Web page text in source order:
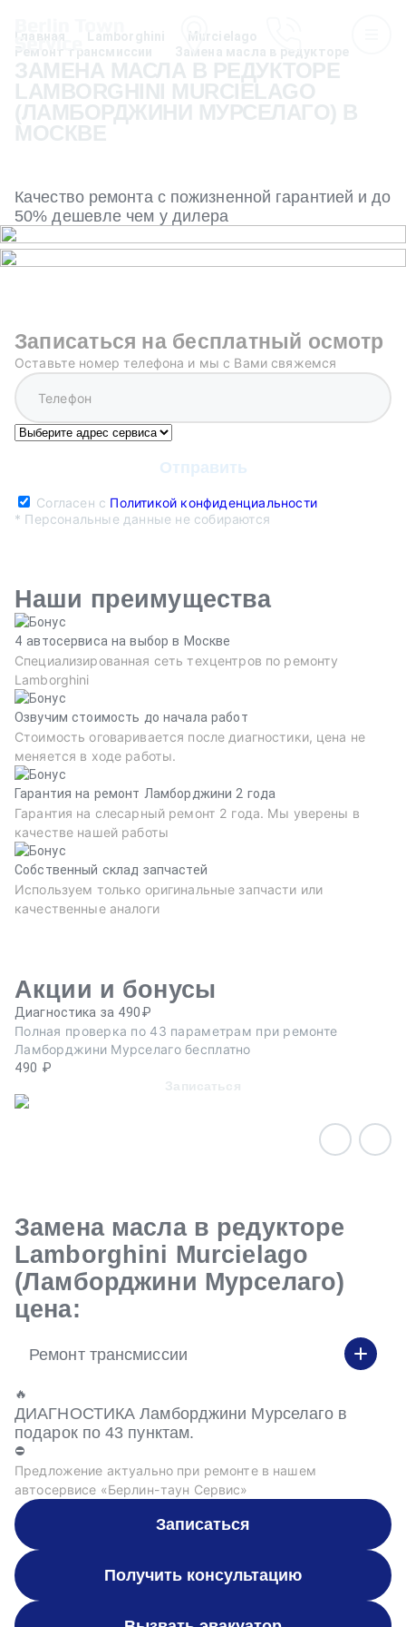
Главная Lamborghini
Murcielago
Ремонт трансмиссии
Замена масла в редукторе
ЗАМЕНА МАСЛА В РЕДУКТОРЕ
LAMBORGHINI MURCIELAGO
(ЛАМБОРДЖИНИ МУРСЕЛАГО) В
МОСКВЕ
Качество ремонта с пожизненной гарантией и до
50% дешевле чем у дилера
Записаться на бесплатный осмотр
Оставьте номер телефона и мы с Вами свяжемся
Согласен с Политикой конфиденциальности
* Персональные данные не собираются
Наши преимущества
4 автосервиса на выбор в Москве
Специализированная сеть техцентров по ремонту
Lamborghini
Озвучим стоимость до начала работ
Стоимость оговаривается после диагностики, цена не
меняется в ходе работы.
Гарантия на ремонт Ламборджини 2 года
Гарантия на слесарный ремонт 2 года. Мы уверены в
качестве нашей работы
Собственный склад запчастей
Используем только оригинальные запчасти или
качественные аналоги
Акции и бонусы
Диагностика за 490₽
Полная проверка по 43 параметрам при ремонте
Ламборджини Мурселаго бесплатно
490 ₽
Записаться
Замена масла в редукторе
Lamborghini Murcielago
(Ламборджини Мурселаго)
цена:
Ремонт трансмиссии
🔥
ДИАГНОСТИКА Ламборджини Мурселаго в
подарок по 43 пунктам.
⛔
Предложение актуально при ремонте в нашем
автосервисе «Берлин-таун Сервис»
Записаться
Получить консультацию